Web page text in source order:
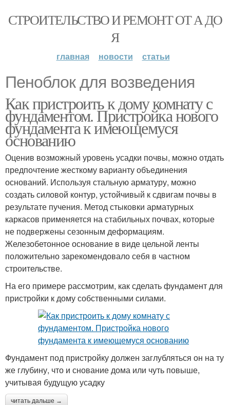
СТРОИТЕЛЬСТВО И РЕМОНТ ОТ А ДО
Я
главная новости статьи
Пеноблок для возведения
Как пристроить к дому комнату с
фундаментом. Пристройка нового
фундамента к имеющемуся
основанию
Оценив возможный уровень усадки почвы, можно отдать
предпочтение жесткому варианту объединения
оснований. Используя стальную арматуру, можно
создать силовой контур, устойчивый к сдвигам почвы в
результате пучения. Метод стыковки арматурных
каркасов применяется на стабильных почвах, которые
не подвержены сезонным деформациям.
Железобетонное основание в виде цельной ленты
положительно зарекомендовало себя в частном
строительстве.
На его примере рассмотрим, как сделать фундамент для
пристройки к дому собственными силами.
Фундамент под пристройку должен заглубляться он на ту
же глубину, что и снование дома или чуть повыше,
учитывая будущую усадку
читать дальше →